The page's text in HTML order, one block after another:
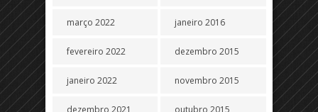
março 2022
fevereiro 2022
janeiro 2022
dezembro 2021
janeiro 2016
dezembro 2015
novembro 2015
outubro 2015